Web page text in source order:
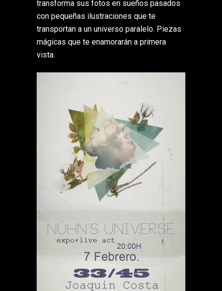
transforma sus fotos en sueños pasados
con pequeñas ilustraciones que te
transportan a un universo paralelo. Piezas
mágicas que te enamorarán a primera
vista.